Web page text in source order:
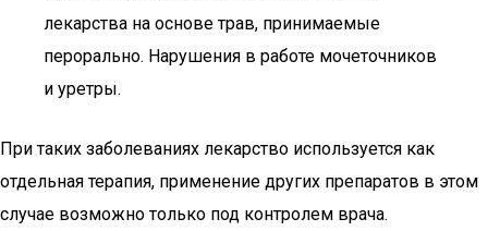
лекарства на основе трав, принимаемые
перорально. Нарушения в работе мочеточников
и уретры.
При таких заболеваниях лекарство используется как
отдельная терапия, применение других препаратов в этом
случае возможно только под контролем врача.